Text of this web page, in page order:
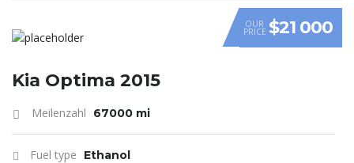
OUR
PRICE $21 000
Kia Optima 2015
Meilenzahl 67000 mi
Fuel type Ethanol